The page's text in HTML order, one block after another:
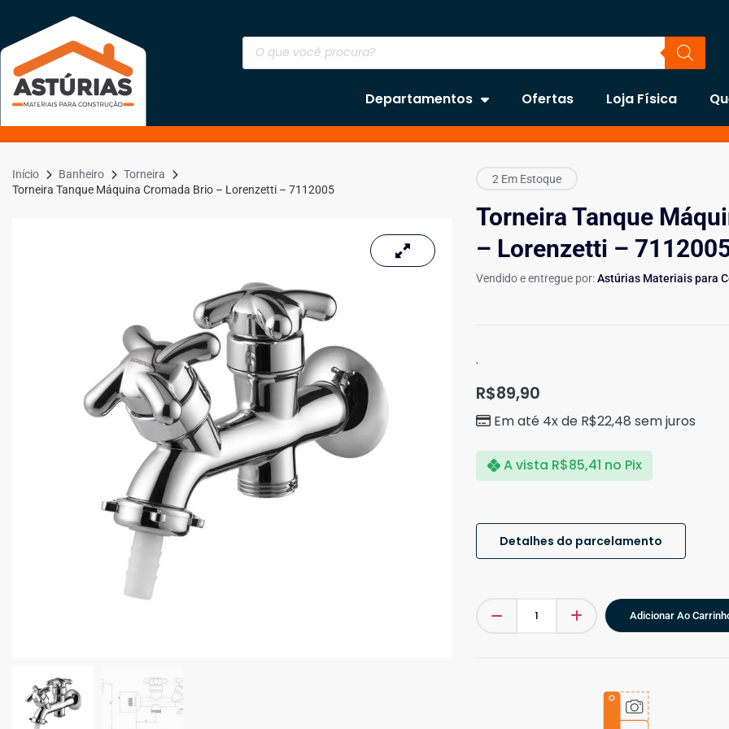
Departamentos Ofertas Loja Física
Início Banheiro
Torneira
Torneira Tanque Máquina Cromada Brio – Lorenzetti – 7112005
2 Em Estoque
Torneira Tanque
– Lorenzetti –
Vendido e entregue por:Astúrias Materiais para
.
R$89,90
Em até 4x de R$22,48 sem juros
A vista R$85,41 no Pix
Detalhes do parcelamento
Adicionar Ao